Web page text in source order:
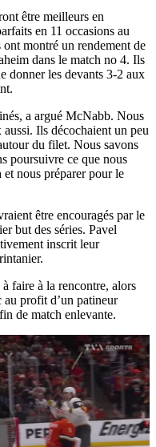
être meilleurs en
en 11 occasions au
montré un rendement de
dans le match no 4. Ils
donner les devants 3-2 aux
a argué McNabb. Nous
Ils décochaient un peu
du filet. Nous savons
poursuivre ce que nous
nous préparer pour le
être encouragés par le
but des séries. Pavel
inscrit leur
faire à la rencontre, alors
au profit d’un patineur
de match enlevante.